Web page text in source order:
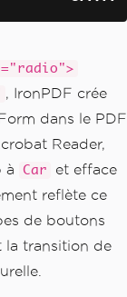
'trav
input
PDF
rende
, IronPDF crée
dans le PDF
Reader,
à
Car
et efface
reflète ce
de boutons
la transition de